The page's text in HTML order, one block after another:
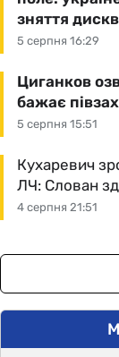
5 серпня 16:29
зняття
5 серпня 15:51
Циганков
бажає
4 серпня 21:51
Кухаревич
ЛЧ: Слован